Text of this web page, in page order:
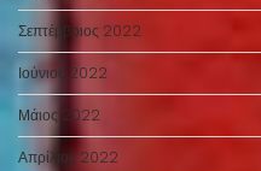
Σεπτέμβριος 2022
Ιούνιος 2022
Μάιος 2022
Απρίλιος 2022